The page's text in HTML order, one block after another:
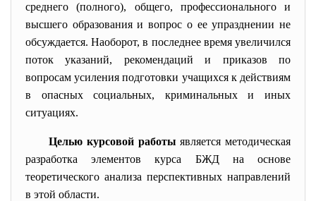
среднего (полного), общего, профессионального и
высшего образования и вопрос о ее упразднении не
обсуждается. Наоборот, в последнее время увеличился
поток указаний, рекомендаций и приказов по
вопросам усиления подготовки учащихся к действиям
в опасных социальных, криминальных и иных
ситуациях.
Целью курсовой работы является методическая
разработка элементов курса БЖД на основе
теоретического анализа перспективных направлений
в этой области.